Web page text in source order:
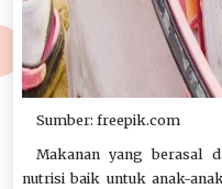
Sumber: freepik.com
Makanan yang berasal
nutrisi baik untuk anak-